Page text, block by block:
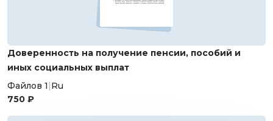
Доверенность на получение пенсии, пособий и
иных социальных выплат
Файлов 1 |Ru
750 ₽